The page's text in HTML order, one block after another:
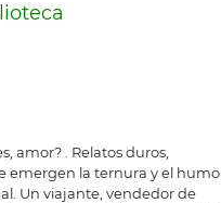
amor? . Relatos duros,
emergen la ternura y el
Un viajante, vendedor de